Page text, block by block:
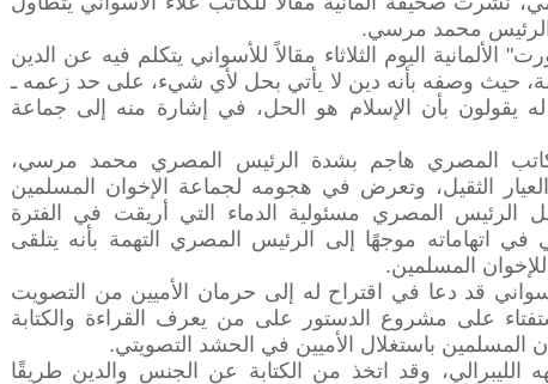
الرئيس محمد مرسي.
اليوم الثلاثاء مقالاً للأسواني يتكلم فيه عن الدين
حيث وصفه بأنه دين لا يأتي بحل لأي شيء، على حد زعمه ـ
يقولون بأن الإسلام هو الحل، في إشارة منه إلى جماعة
المصري هاجم بشدة الرئيس المصري محمد مرسي،
الثقيل، وتعرض في هجومه لجماعة الإخوان المسلمين
الرئيس المصري مسئولية الدماء التي أريقت في الفترة
في اتهاماته موجهًا إلى الرئيس المصري التهمة بأنه يتلقى
المسلمين.
قد دعا في اقتراح له إلى حرمان الأميين من التصويت
على مشروع الدستور على من يعرف القراءة والكتابة
المسلمين باستغلال الأميين في الحشد التصويتي.
الليبرالي، وقد اتخذ من الكتابة عن الجنس والدين طريقًا